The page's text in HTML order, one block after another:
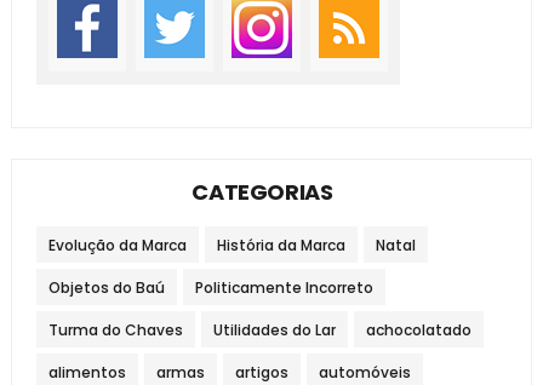
CATEGORIAS
Evolução da Marca História da Marca Natal
Objetos do Baú Politicamente Incorreto
Turma do Chaves Utilidades do Lar achocolatado
alimentos armas artigos automóveis